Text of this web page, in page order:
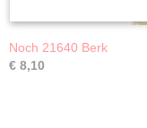
Noch 21640 Berk
€ 8,10